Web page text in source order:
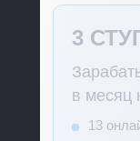
3
в месяц
13